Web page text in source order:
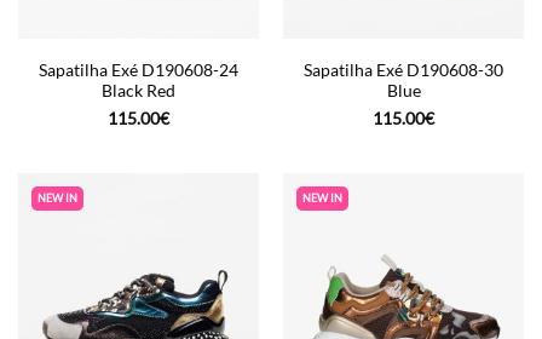
Sapatilha Exé D190608-24
Black Red
115.00€
Sapatilha Exé D190608-30
Blue
115.00€
NEW IN NEW IN